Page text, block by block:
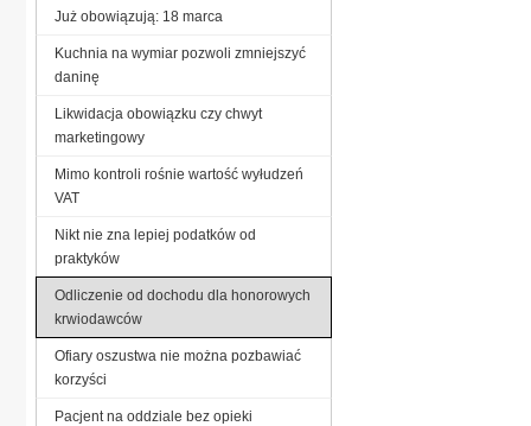
Już obowiązują: 18 marca
Kuchnia na wymiar pozwoli zmniejszyć
daninę
Likwidacja obowiązku czy chwyt
marketingowy
Mimo kontroli rośnie wartość wyłudzeń
VAT
Nikt nie zna lepiej podatków od
praktyków
Odliczenie od dochodu dla honorowych
krwiodawców
Ofiary oszustwa nie można pozbawiać
korzyści
Pacjent na oddziale bez opieki